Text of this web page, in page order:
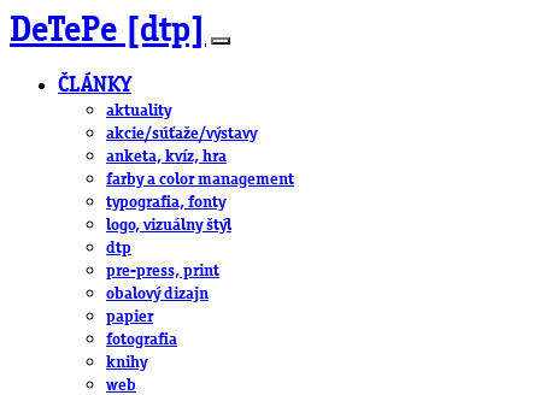
DeTePe [dtp]
ČLÁNKY
aktuality
akcie/súťaže/výstavy
anketa, kvíz, hra
farby a color management
typografia, fonty
logo, vizuálny štýl
dtp
pre-press, print
obalový dizajn
papier
fotografia
knihy
web